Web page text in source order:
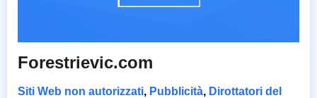
Forestrievic.com
Siti Web non autorizzati, Pubblicità, Dirottatori del